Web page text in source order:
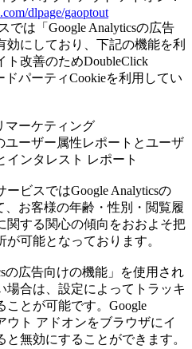
dlpage/gaoptout
では「Google Analyticsの広告
効にしており、下記の機能を利
ト改善のためDoubleClick
ドパーティCookieを利用してい
マーケティング
ユーザー属性レポートとユーザ
インタレスト レポート
ービスではGoogle Analyticsの
、お客様の年齢・性別・閲覧履
関する関心の傾向をおおよそ把
が可能となっております。
の広告向けの機能」を使用され
場合は、設定によってトラッキ
ことが可能です。Google
ウト アドオンをブラウザにイ
と無効にすることができます。